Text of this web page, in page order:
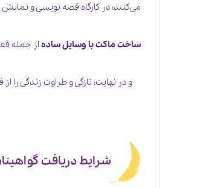
می‌کنند؛ در کارگاه قصه نویسی و
ساخت ماکت با وسایل سادهاز جمله
و در نهایت: تازگی و طراوت زندگی را
شرایط دریافت